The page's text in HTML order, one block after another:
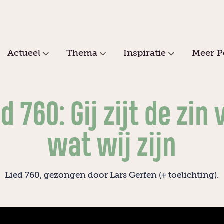
Actueel Thema Inspiratie Meer
760: Gij zijt de zin
wat wij zijn
Lied 760, gezongen door Lars Gerfen (+ toelichting).